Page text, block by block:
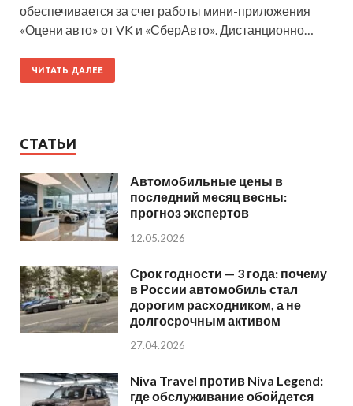
обеспечивается за счет работы мини-приложения
«Оцени авто» от VK и «СберАвто». Дистанционно…
ЧИТАТЬ ДАЛЕЕ
СТАТЬИ
Автомобильные цены в
последний месяц весны:
прогноз экспертов
12.05.2026
Срок годности — 3 года: почему
в России автомобиль стал
дорогим расходником, а не
долгосрочным активом
27.04.2026
Niva Travel против Niva Legend:
где обслуживание обойдется